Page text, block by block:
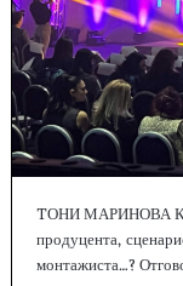
TОНИ МАРИНОВА Как
продуцента,
монтажиста…?